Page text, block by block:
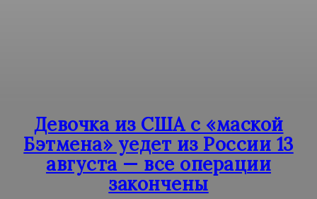
Девочка из США с «маской
Бэтмена» уедет из России 13
августа — все операции
закончены